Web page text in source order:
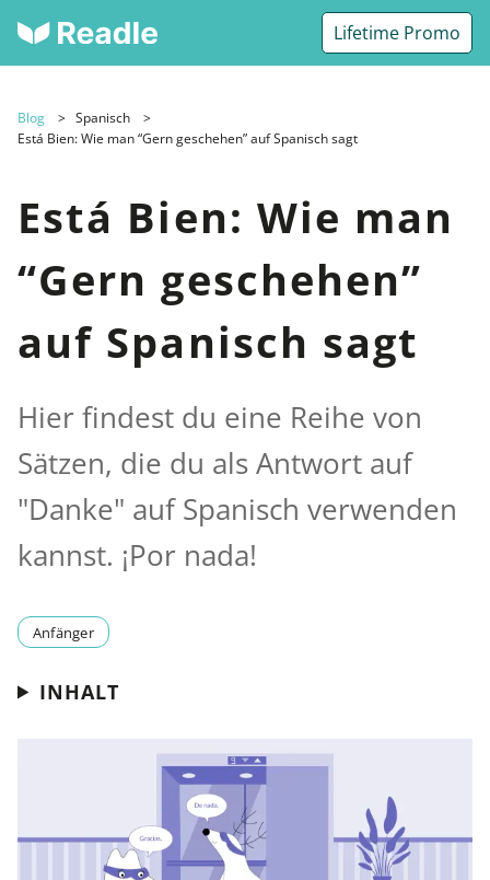
Lifetime Promo
Blog
Spanisch
Está Bien: Wie man “Gern geschehen” auf Spanisch sagt
Está Bien: Wie man
“Gern geschehen”
auf Spanisch sagt
Hier findest du eine Reihe von
Sätzen, die du als Antwort auf
"Danke" auf Spanisch verwenden
kannst. ¡Por nada!
Anfänger
INHALT